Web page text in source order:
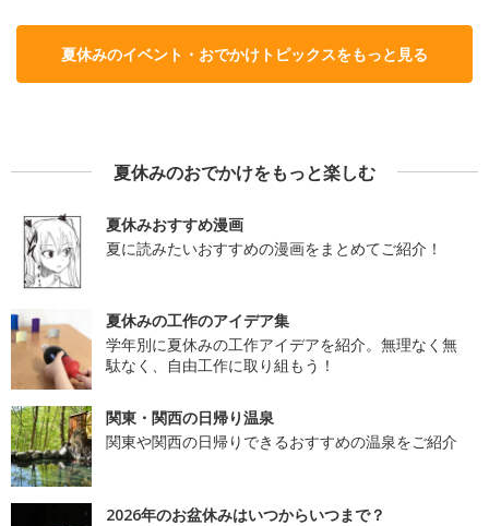
夏休みのイベント・おでかけトピックスをもっと見る
夏休みのおでかけをもっと楽しむ
夏休みおすすめ漫画
夏に読みたいおすすめの漫画をまとめてご紹介！
夏休みの工作のアイデア集
学年別に夏休みの工作アイデアを紹介。無理なく無
駄なく、自由工作に取り組もう！
関東・関西の日帰り温泉
関東や関西の日帰りできるおすすめの温泉をご紹介
2026年のお盆休みはいつからいつまで？